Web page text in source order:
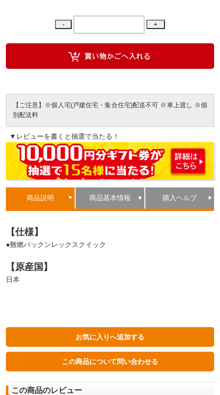
【ご注意】※個人宅(戸建住宅・集合住宅)配送不可 ※車上渡し ※個
別配送料
▼レビューを書くと抽選で当たる！
商品説明 商品基本情報 購入ヘルプ
【仕様】
●難燃パックンレックスクイック
【原産国】
日本
この商品のレビュー